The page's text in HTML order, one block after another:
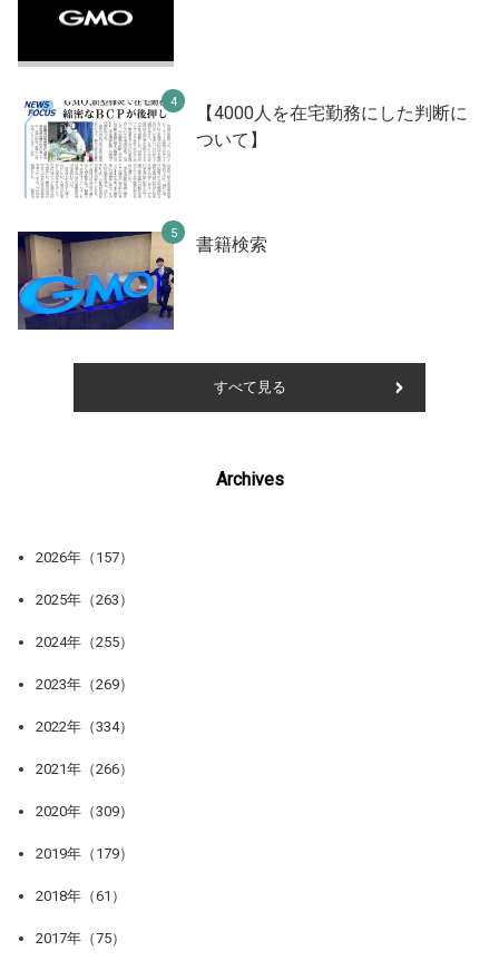
【4000人を在宅勤務にした判断に
ついて】
書籍検索
すべて見る
Archives
2026年（157）
2025年（263）
2024年（255）
2023年（269）
2022年（334）
2021年（266）
2020年（309）
2019年（179）
2018年（61）
2017年（75）